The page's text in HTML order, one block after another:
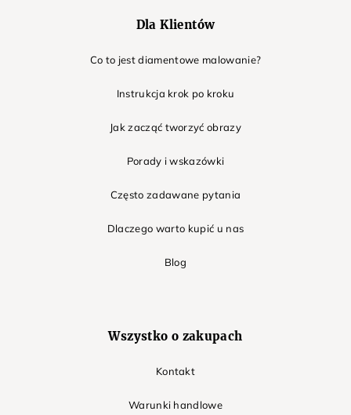
Dla Klientów
Co to jest diamentowe malowanie?
Instrukcja krok po kroku
Jak zacząć tworzyć obrazy
Porady i wskazówki
Często zadawane pytania
Dlaczego warto kupić u nas
Blog
Wszystko o zakupach
Kontakt
Warunki handlowe